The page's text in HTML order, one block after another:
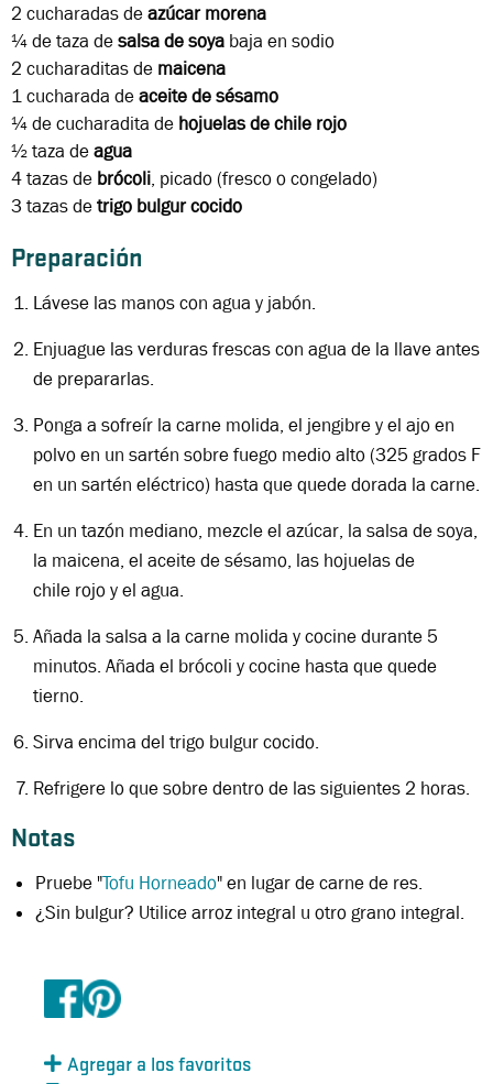
2 cucharadasdeazúcar morena
¼ de taza desalsa de soya baja en sodio
2 cucharaditasde maicena
1 cucharada deaceite de sésamo
¼ de cucharadita de hojuelas de chile rojo
½ taza deagua
4 tazasde brócoli, picado (fresco o congelado)
3 tazasdetrigo bulgur cocido
Preparación
Lávese las manos con agua y jabón.
Enjuague las verduras frescas con agua de la llave antes
de prepararlas.
Ponga a sofreír la carne molida, el jengibre y el ajo en
polvo en un sartén sobre fuego medio alto (325 grados F
en un sartén eléctrico) hasta que quede dorada la carne.
En un tazón mediano, mezcle el azúcar, la salsa de soya,
la maicena, el aceite de sésamo, las hojuelas de
chile rojo y el agua.
Añada la salsa a la carne molida y cocine durante 5
minutos. Añada el brócoli y cocine hasta que quede
tierno.
Sirva encima del trigo bulgur cocido.
Refrigere lo que sobre dentro de las siguientes 2 horas.
Notas
Pruebe "Tofu Horneado" en lugar de carne de res.
¿Sin bulgur? Utilice arroz integral u otro grano integral.
Agregar a los favoritos